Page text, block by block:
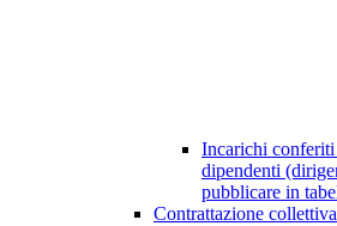
Incarichi conferiti
dipendenti
pubblicare in
Contrattazione collettiva